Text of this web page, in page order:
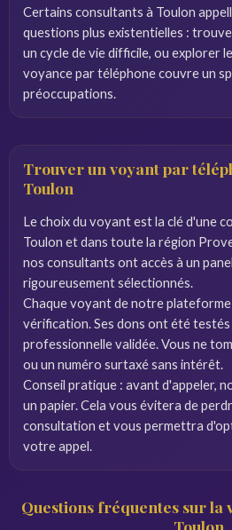
Certains consultants à Toulon
questions plus existentielles :
un cycle de vie difficile, ou explorer
voyance par téléphone couvre un
préoccupations.
Trouver un voyant par
Toulon
Le choix du voyant est la clé d'une
Toulon et dans toute la région
nos consultants ont accès à un
rigoureusement sélectionnés.
Chaque voyant de notre plateforme
vérification. Ses dons ont été
professionnelle validée. Vous ne
ou un numéro surtaxé sans intérêt.
Conseil pratique : avant d'appeler,
un papier. Cela vous évitera de
consultation et vous permettra
votre appel.
Questions fréquentes sur la